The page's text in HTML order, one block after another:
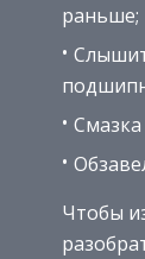
раньше;
Смазка
Чтобы